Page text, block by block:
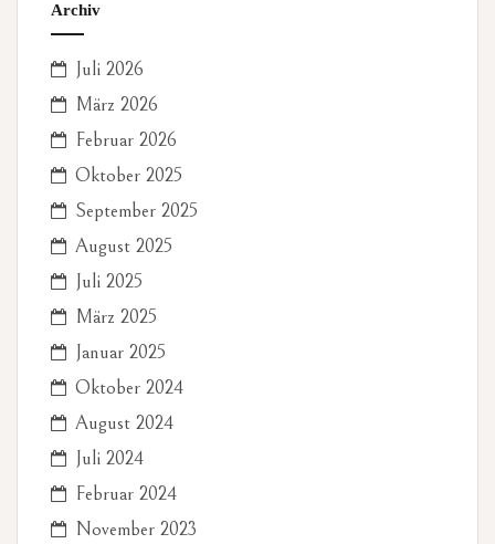
Archiv
Juli 2026
März 2026
Februar 2026
Oktober 2025
September 2025
August 2025
Juli 2025
März 2025
Januar 2025
Oktober 2024
August 2024
Juli 2024
Februar 2024
November 2023